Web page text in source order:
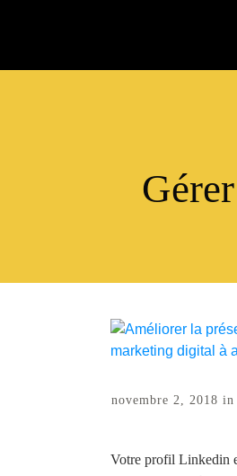
novembre 2, 2018 in
Votre profil Linkedin